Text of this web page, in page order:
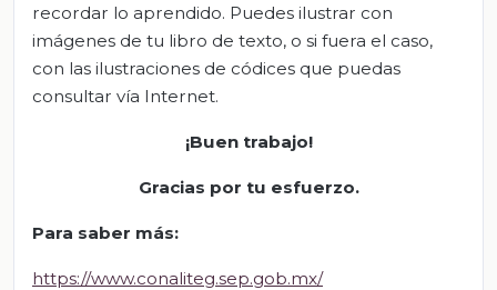
recordar lo aprendido. Puedes ilustrar con
imágenes de tu libro de texto, o si fuera el caso,
con las ilustraciones de códices que puedas
consultar vía Internet.
¡Buen trabajo!
Gracias por tu esfuerzo.
Para saber más:
https://www.conaliteg.sep.gob.mx/